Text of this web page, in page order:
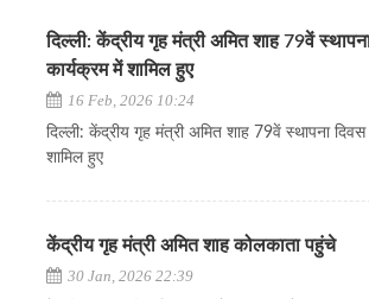
दिल्ली: केंद्रीय गृह मंत्री अमित शाह 79वें
कार्यक्रम में शामिल हुए
16 Feb, 2026 10:24
दिल्ली: केंद्रीय गृह मंत्री अमित शाह 79वें स्थापना
शामिल हुए
केंद्रीय गृह मंत्री अमित शाह कोलकाता पहुंचे
30 Jan, 2026 22:39